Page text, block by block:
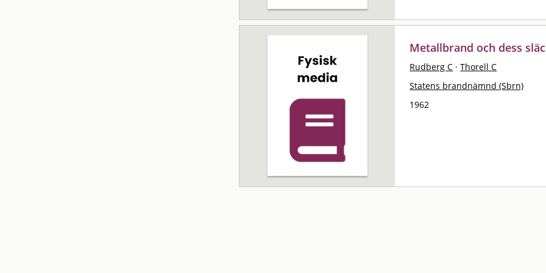
Metallbrand och dess
Rudberg C · Thorell C
Statens brandnämnd (Sbrn)
1962